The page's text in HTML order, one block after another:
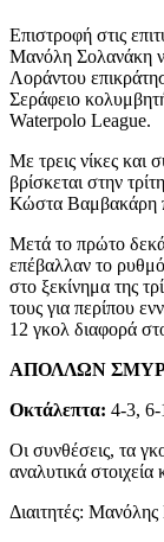
Επιστροφή στις
Μανόλη Σολανάκη
Λοράντου
Σεράφειο
Waterpolo League.
Με τρεις νίκες και
βρίσκεται στην
Κώστα Βαμβακάρη
Μετά το πρώτο
επέβαλλαν το
στο ξεκίνημα της
τους για περίπου
12 γκολ διαφορά
ΑΠΟΛΛΩΝ
Οκτάλεπτα: 4-3,
Οι συνθέσεις, τα
αναλυτικά
Διαιτητές: